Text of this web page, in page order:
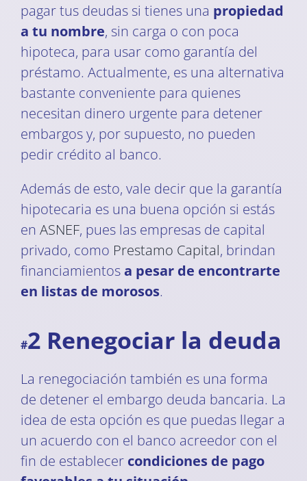
pagar tus deudas si tienes una propiedad
a tu nombre, sin carga o con poca
hipoteca, para usar como garantía del
préstamo. Actualmente, es una alternativa
bastante conveniente para quienes
necesitan dinero urgente para detener
embargos y, por supuesto, no pueden
pedir crédito al banco.
Además de esto, vale decir que la garantía
hipotecaria es una buena opción si estás
en ASNEF, pues las empresas de capital
privado, como Prestamo Capital, brindan
financiamientosa pesar de encontrarte
en listas de morosos.
#2 Renegociar la deuda
La renegociación también es una forma
de detener el embargo deuda bancaria. La
idea de esta opción es que puedas llegar a
un acuerdo con el banco acreedor con el
fin de establecer condiciones de pago